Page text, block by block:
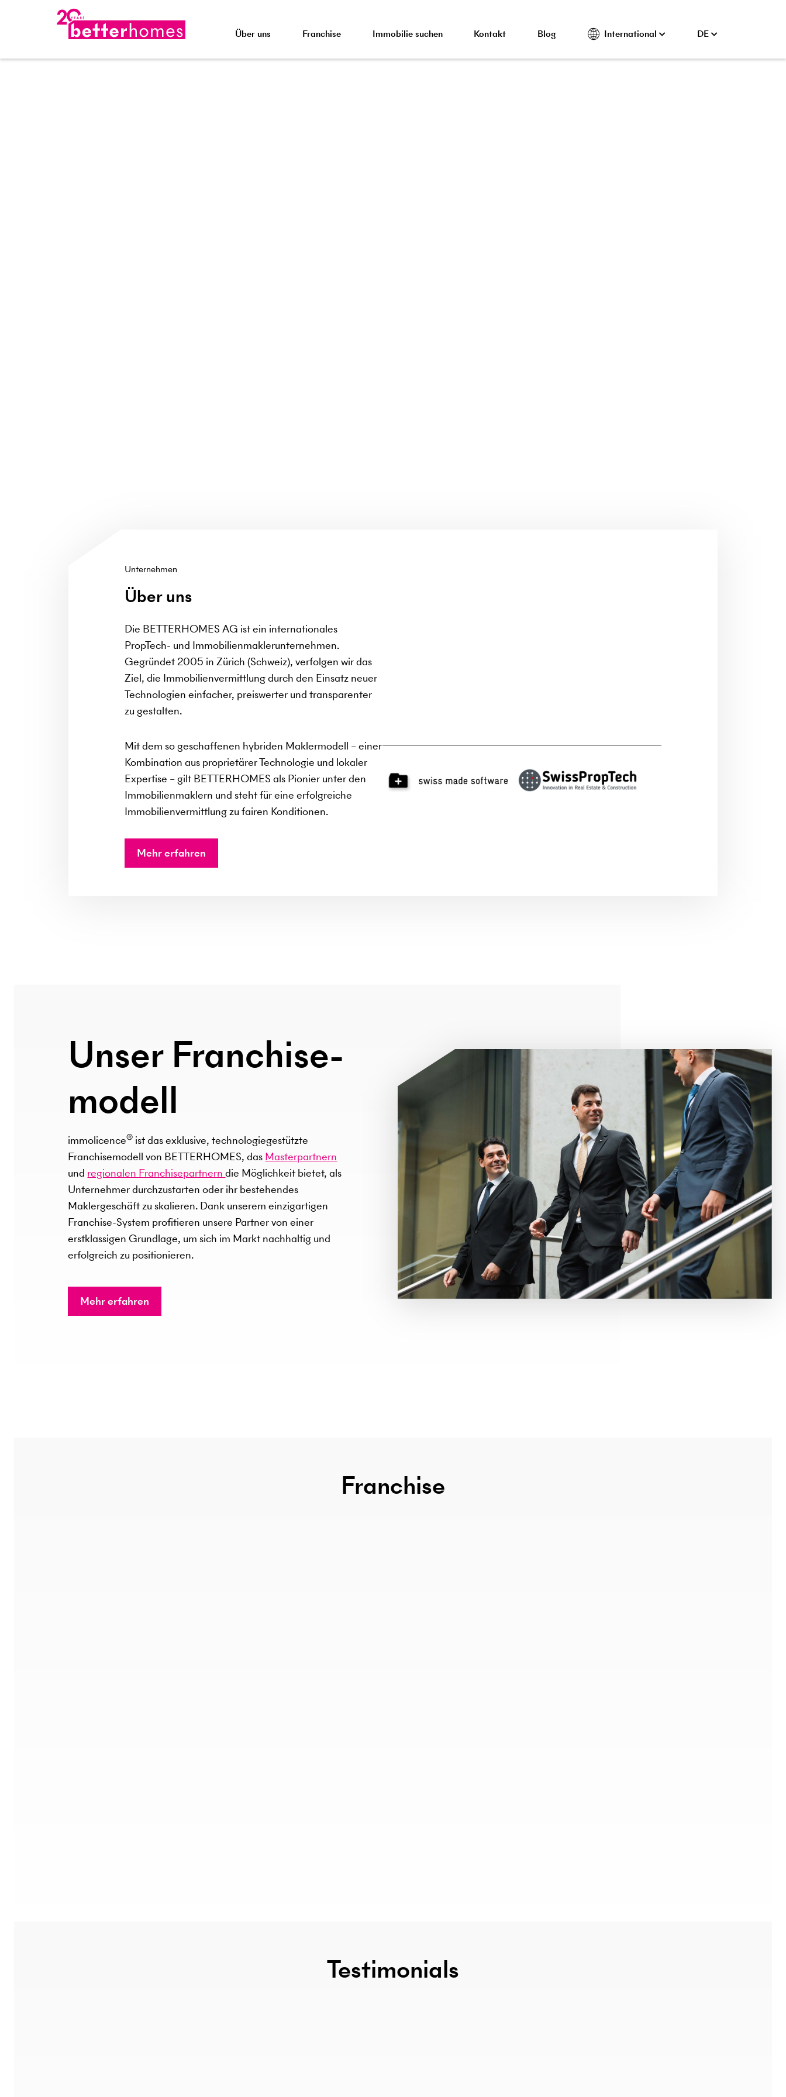
Über uns Franchise Immobilie suchen Kontakt Blog International DE
Unternehmen
Über uns
Die BETTERHOMES AG ist ein internationales
PropTech- und Immobilienmaklerunternehmen.
Gegründet 2005 in Zürich (Schweiz), verfolgen wir das
Ziel, die Immobilienvermittlung durch den Einsatz neuer
Technologien einfacher, preiswerter und transparenter
zu gestalten.
Mit dem so geschaffenen hybriden Maklermodell – einer
Kombination aus proprietärer Technologie und lokaler
Expertise – gilt BETTERHOMES als Pionier unter den
Immobilienmaklern und steht für eine erfolgreiche
Immobilienvermittlung zu fairen Konditionen.
Mehr erfahren
Unser Franchise­
modell
immolicence® ist das exklusive, technologiegestützte
Franchisemodell von BETTERHOMES, das Masterpartnern
und regionalen Franchisepartnerndie Möglichkeit bietet, als
Unternehmer durchzustarten oder ihr bestehendes
Maklergeschäft zu skalieren. Dank unserem einzigartigen
Franchise-System profitieren unsere Partner von einer
erstklassigen Grundlage, um sich im Markt nachhaltig und
erfolgreich zu positionieren.
Mehr erfahren
Franchise
Testimonials